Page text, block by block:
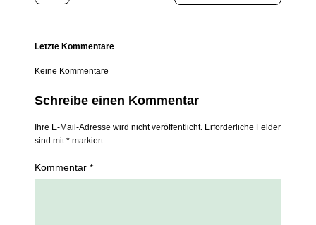
Letzte Kommentare
Keine Kommentare
Schreibe einen Kommentar
Ihre E-Mail-Adresse wird nicht veröffentlicht. Erforderliche Felder
sind mit * markiert.
Kommentar *